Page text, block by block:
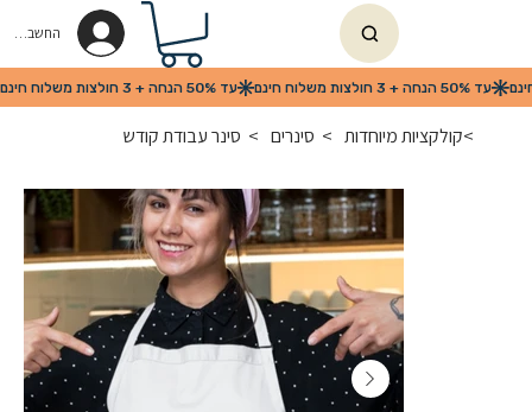
החשבון שלי
>קולקציות מיוחדות > סינרים > סינר עבודת קודש